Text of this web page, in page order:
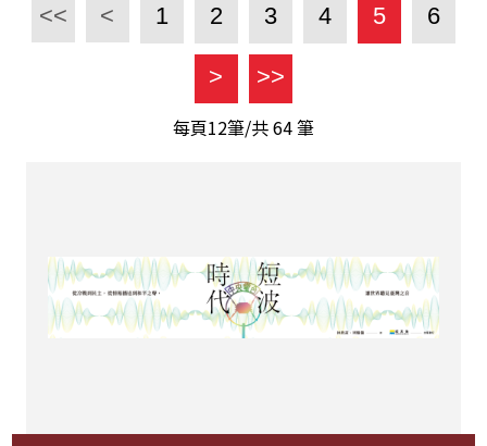
<< < 1 2 3 4 5 6
> >>
每頁12筆/共64筆